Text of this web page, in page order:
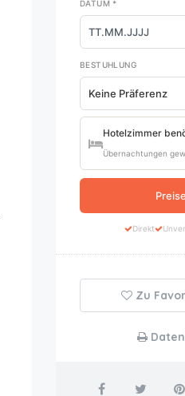
DATUM *
BESTUHLUNG
Hotelzimmer
Übernachtungen
Direkt
Zu